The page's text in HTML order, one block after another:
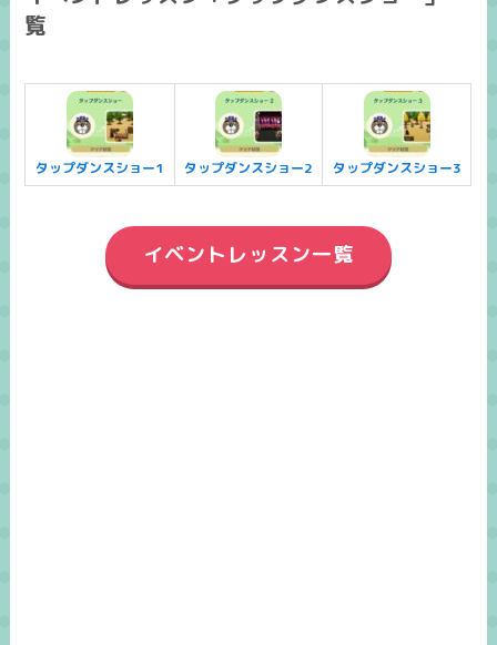
覧
タップダンスショー1 タップダンスショー2 タップダンスショー3
イベントレッスン一覧